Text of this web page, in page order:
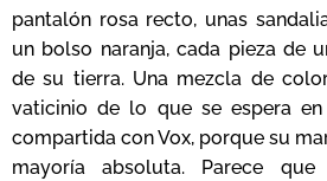
pantalón rosa recto, unas
un bolso naranja, cada pieza de
de su tierra. Una mezcla de
vaticinio de lo que se espera
compartida con Vox, porque su
mayoría absoluta. Parece que